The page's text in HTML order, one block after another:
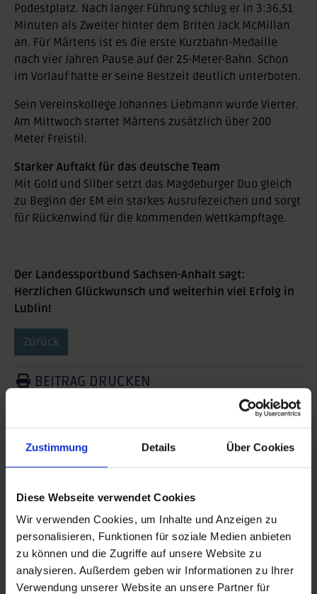
Zustimmung Details Über Cookies
Diese Webseite verwendet Cookies
Wir verwenden Cookies, um Inhalte und Anzeigen zu
personalisieren, Funktionen für soziale Medien anbieten
zu können und die Zugriffe auf unsere Website zu
analysieren. Außerdem geben wir Informationen zu Ihrer
Verwendung unserer Website an unsere Partner für
Podestplatz. Nach langer Führung schlug er in 3:36,51
Minuten als Zweiter hinter dem Briten Jack McMillan
an. Für Märtens ist es die erste Kurzbahn-Medaille
nach vier Jahren Pause auf der 25-Meter-Bahn. Schon
im Vorlauf hatte er seine Bestzeit deutlich unterboten.
Sein Vereinskollege Johannes Liebmann wurde Vierter.
Am Mittwoch startet Märtens zusätzlich über 200
Meter Freistil.
Starker Auftakt für das deutsche Team
Mit Gold und Silber setzt das Magdeburger Duo gleich
zu Beginn der EM ein starkes Ausrufezeichen und sorgt
für Rückenwind für die kommenden Wettkampftage.
Der Landessportbund Sachsen-Anhalt sagt:
Herzlichen Glückwunsch und weiterhin viel Erfolg in
Lublin!
Zurück
BEITRAG DRUCKEN
teilen
mail
RSS FEED